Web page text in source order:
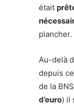
était
plancher.
Au-delà
depuis
de la
d’euro) il